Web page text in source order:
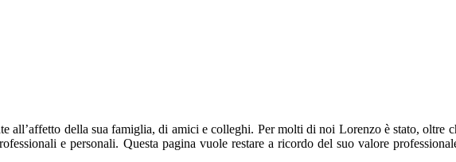
all’affetto della sua famiglia, di amici e colleghi. Per molti di noi Lorenzo è stato, oltre
e personali. Questa pagina vuole restare a ricordo del suo valore